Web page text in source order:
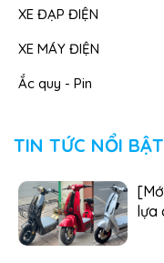
XE ĐẠP ĐIỆN
XE MÁY ĐIỆN
Ắc quy - Pin
TIN TỨC NỔI BẬT
lựa